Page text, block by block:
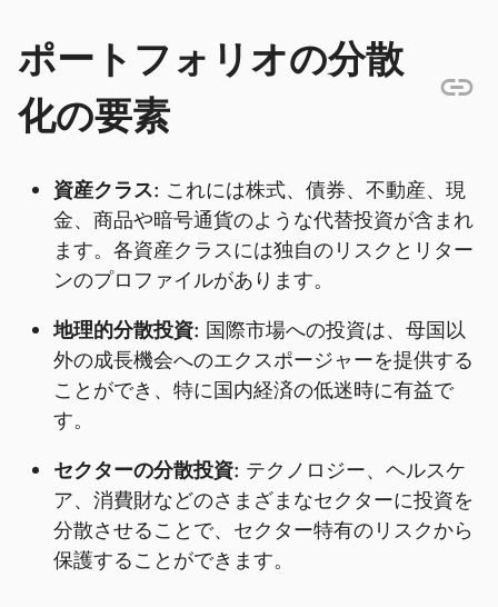
ポートフォリオの分散
化の要素
資産クラス: これには株式、債券、不動産、現
金、商品や暗号通貨のような代替投資が含まれ
ます。各資産クラスには独自のリスクとリター
ンのプロファイルがあります。
地理的分散投資: 国際市場への投資は、母国以
外の成長機会へのエクスポージャーを提供する
ことができ、特に国内経済の低迷時に有益で
す。
セクターの分散投資: テクノロジー、ヘルスケ
ア、消費財などのさまざまなセクターに投資を
分散させることで、セクター特有のリスクから
保護することができます。